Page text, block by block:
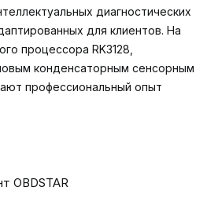
диагностических
для клиентов. На
процессора RK3128,
конденсаторным сенсорным
профессиональный опыт
OBDSTAR